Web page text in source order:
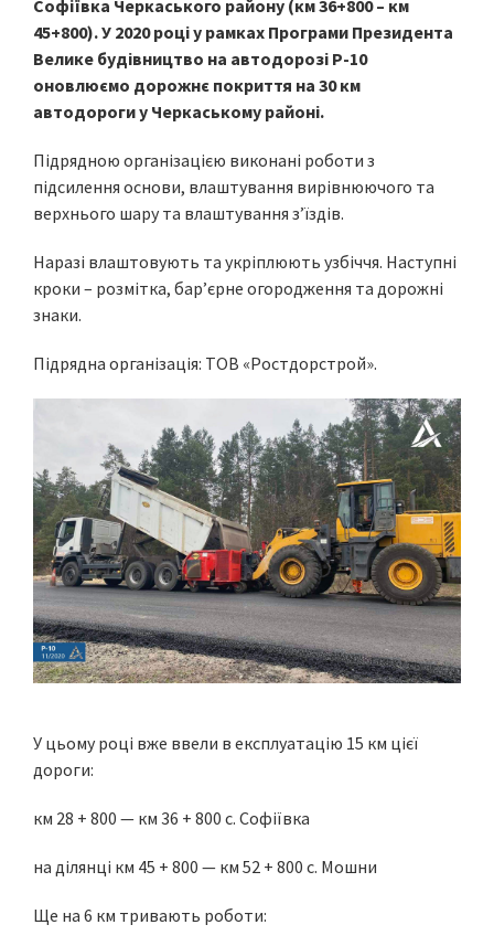
Софіївка Черкаського району (км 36+800 – км
45+800). У 2020 році у рамках Програми Президента
Велике будівництво на автодорозі Р-10
оновлюємо дорожнє покриття на 30 км
автодороги у Черкаському районі.
Підрядною організацією виконані роботи з
підсилення основи, влаштування вирівнюючого та
верхнього шару та влаштування з’їздів.
Наразі влаштовують та укріплюють узбіччя. Наступні
кроки – розмітка, бар’єрне огородження та дорожні
знаки.
Підрядна організація: ТОВ «Ростдорстрой».
У цьому році вже ввели в експлуатацію 15 км цієї
дороги:
км 28 + 800 — км 36 + 800 с. Софіївка
на ділянці км 45 + 800 — км 52 + 800 с. Мошни
Ще на 6 км тривають роботи: